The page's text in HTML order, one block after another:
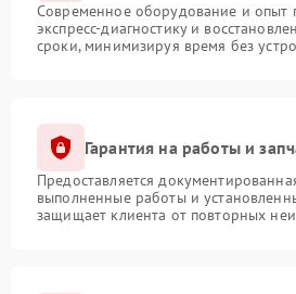
Современное оборудование и опыт
экспресс-диагностику и
сроки, минимизируя время без
Гарантия на работы и
Предоставляется
выполненные работы и
защищает клиента от повторных